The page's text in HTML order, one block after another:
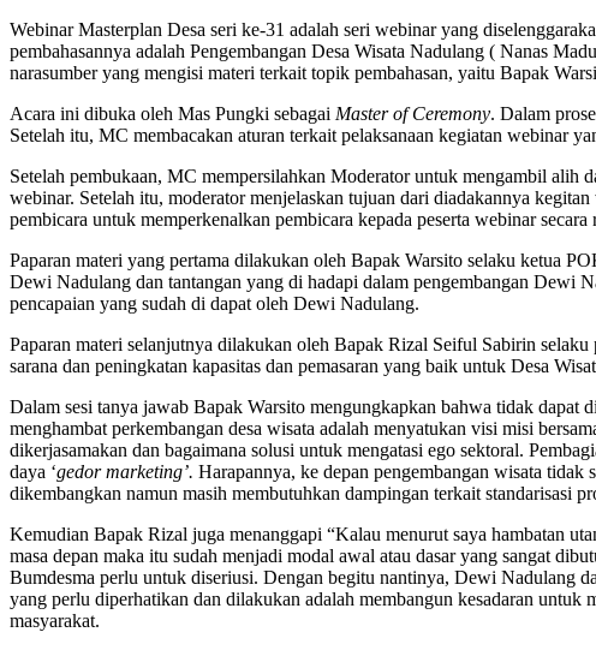
Webinar Masterplan Desa seri ke-31 adalah seri webinar yang
pembahasannya adalah Pengembangan Desa Wisata Nadulang ( Nanas
narasumber yang mengisi materi terkait topik pembahasan, yaitu Bapak
Acara ini dibuka oleh Mas Pungki sebagai Master of Ceremony. Dalam
Setelah itu, MC membacakan aturan terkait pelaksanaan kegiatan webinar
Setelah pembukaan, MC mempersilahkan Moderator untuk mengambil alih
webinar. Setelah itu, moderator menjelaskan tujuan dari diadakannya
pembicara untuk memperkenalkan pembicara kepada peserta webinar
Paparan materi yang pertama dilakukan oleh Bapak Warsito selaku ketua
Dewi Nadulang dan tantangan yang di hadapi dalam pengembangan Dewi
pencapaian yang sudah di dapat oleh Dewi Nadulang.
Paparan materi selanjutnya dilakukan oleh Bapak Rizal Seiful Sabirin
sarana dan peningkatan kapasitas dan pemasaran yang baik untuk Desa
Dalam sesi tanya jawab Bapak Warsito mengungkapkan bahwa tidak
menghambat perkembangan desa wisata adalah menyatukan visi misi
dikerjasamakan dan bagaimana solusi untuk mengatasi ego sektoral.
daya ‘gedor marketing’. Harapannya, ke depan pengembangan wisata tidak
dikembangkan namun masih membutuhkan dampingan terkait standarisasi
Kemudian Bapak Rizal juga menanggapi “Kalau menurut saya hambatan
masa depan maka itu sudah menjadi modal awal atau dasar yang sangat
Bumdesma perlu untuk diseriusi. Dengan begitu nantinya, Dewi Nadulang
yang perlu diperhatikan dan dilakukan adalah membangun kesadaran
masyarakat.